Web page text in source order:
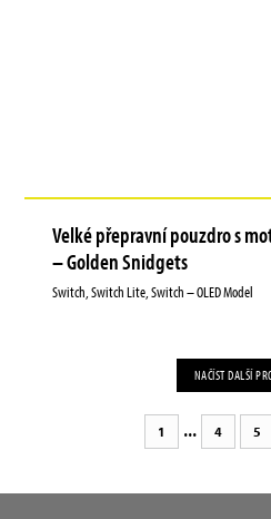
Velké přepravní pouzdro s
– Golden Snidgets
Switch, Switch Lite, Switch – OLED Model
NAČÍST DALŠÍ
1 ... 4 5